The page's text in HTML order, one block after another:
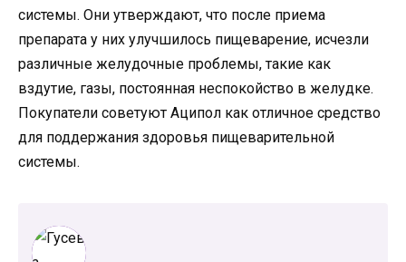
системы. Они утверждают, что после приема
препарата у них улучшилось пищеварение, исчезли
различные желудочные проблемы, такие как
вздутие, газы, постоянная неспокойство в желудке.
Покупатели советуют Аципол как отличное средство
для поддержания здоровья пищеварительной
системы.